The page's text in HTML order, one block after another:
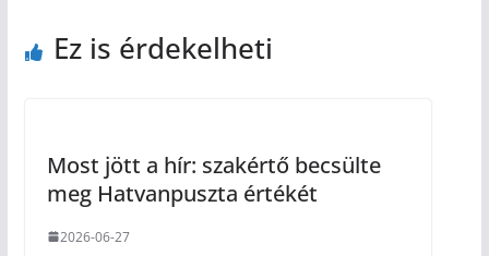
Ez is érdekelheti
Most jött a hír: szakértő becsülte
meg Hatvanpuszta értékét
2026-06-27